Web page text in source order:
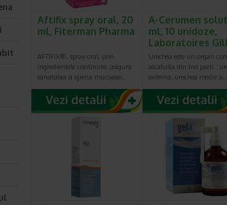
Aftifix spray oral, 20
ml, Fiterman Pharma
AFTIFIX®, spray oral, prin
ingredientele continute, asigura
sanatatea si igiena mucoasei…
A-Cerumen
ml, 10 unidoze,
Laboratoires
Urechea este un organ
alcatuita din trei parti :
externa, urechea medie si…